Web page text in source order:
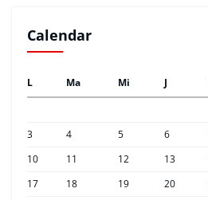
Calendar
L Ma Mi J
3
4 5 6
10
11 12 13
17
18 19 20